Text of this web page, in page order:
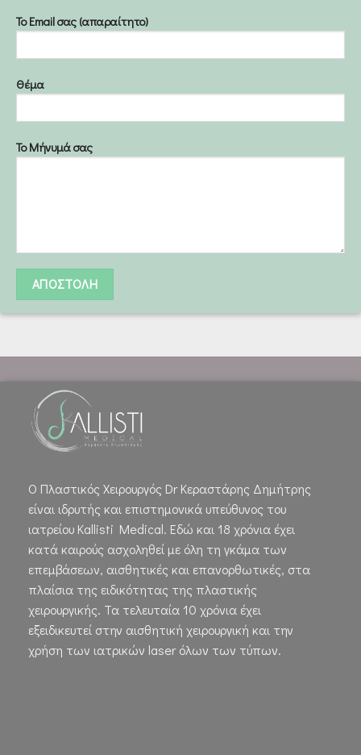
Το Email σας (απαραίτητο)
Θέμα
Το Μήνυμά σας
Ο Πλαστικός Χειρουργός Dr Κεραστάρης Δημήτρης
είναι ιδρυτής και επιστημονικά υπεύθυνος του
ιατρείου Kallisti Medical. Εδώ και 18 χρόνια έχει
κατά καιρούς ασχοληθεί με όλη τη γκάμα των
επεμβάσεων, αισθητικές και επανορθωτικές, στα
πλαίσια της ειδικότητας της πλαστικής
χειρουργικής. Τα τελευταία 10 χρόνια έχει
εξειδικευτεί στην αισθητική χειρουργική και την
χρήση των ιατρικών laser όλων των τύπων.